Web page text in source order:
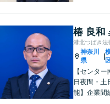
す。【夜間
難解な用語
易かつ具体
ていますの
気軽にご相
ます。
椿 良和
港北つばき法
神奈川
県
【センタ
日夜間・土
能】企業間